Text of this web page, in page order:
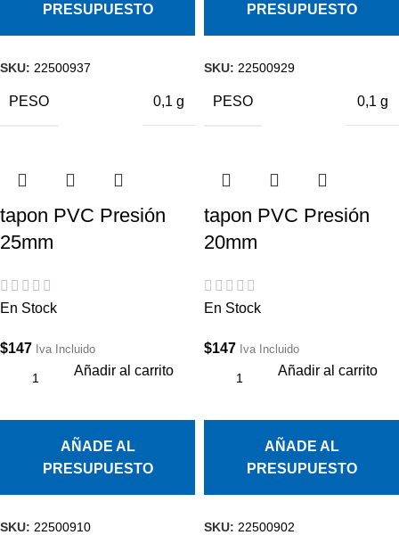
PRESUPUESTO
SKU: 22500937
PESO 0,1 g
PRESUPUESTO
SKU: 22500929
PESO 0,1 g
tapon PVC Presión
25mm
En Stock
$147 Iva Incluido
Añadir al carrito
AÑADE AL
PRESUPUESTO
SKU: 22500910
tapon PVC Presión
20mm
En Stock
$147 Iva Incluido
Añadir al carrito
AÑADE AL
PRESUPUESTO
SKU: 22500902